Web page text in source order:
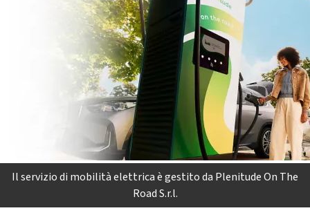
Il servizio di mobilità elettrica è gestito da Plenitude On The
Road S.r.l.